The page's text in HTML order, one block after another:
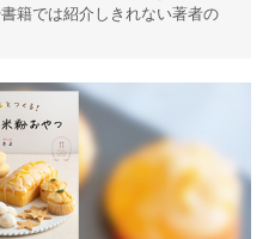
籍では紹介しきれない著者の